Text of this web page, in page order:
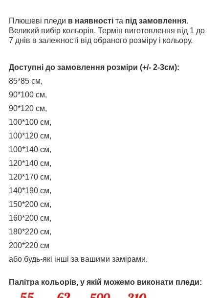
Плюшеві пледи в наявності та під замовлення.
Великий вибір кольорів. Термін виготовлення від 1 до
7 днів в залежності від обраного розміру і кольору.
Доступні до замовлення розміри (+/- 2-3см):
85*85 см,
90*100 см,
90*120 см,
100*100 см,
100*120 см,
100*140 см,
120*140 см,
120*170 см,
140*190 см,
150*200 см,
160*200 см,
180*220 см,
200*220 см
або будь-які інші за вашими замірами.
Палітра кольорів, у якій можемо виконати пледи: